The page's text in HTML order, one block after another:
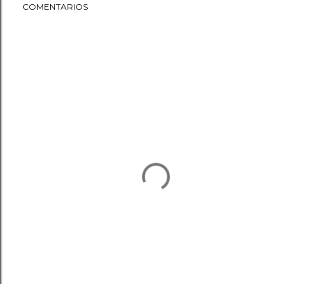
COMENTARIOS